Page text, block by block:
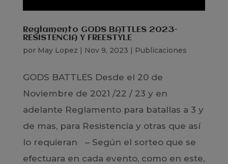
Reglamento GODS BATTLES 2023-
RESISTENCIA Y FREESTYLE
por May Lopez | Nov 9, 2023 | Publicaciones
GODS BATTLES Desde el 20 de
Noviembre de 2021 /22 / 23 y en
adelante Reglamento para batallas a 3 y
de mas, para Resistencia y otras que así
lo requieran – Según el sorteo que se
efectuara en cada evento, como en este,